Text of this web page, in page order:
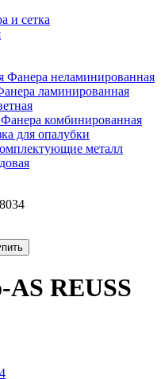
и сетка
Фанера неламинированная
ламинированная
Фанера комбинированная
для опалубки
металл
REUSS